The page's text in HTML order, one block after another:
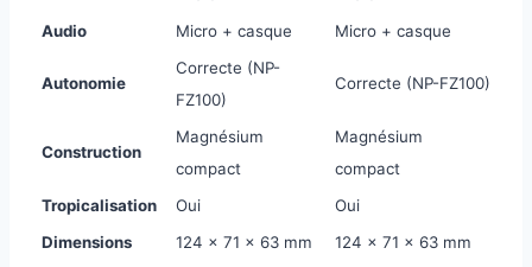
Audio
Micro + casque Micro + casque
Autonomie
Correcte (NP-
FZ100)
Correcte (NP-FZ100)
Construction
Magnésium
compact
Magnésium
compact
Tropicalisation
Oui
Oui
Dimensions
124 × 71 × 63 mm
124 × 71 × 63 mm